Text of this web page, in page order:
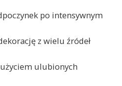
po intensywnym
z wielu źródeł
ulubionych